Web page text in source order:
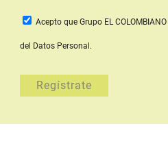
Acepto que Grupo EL COLOMBIANO
del Datos Personal.